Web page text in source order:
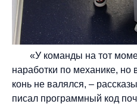
«У команды на тот
наработки по механике,
конь не валялся, –
писал программный код